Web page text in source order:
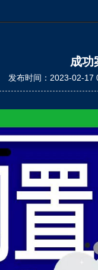
成功
发布时间：2023-02-17